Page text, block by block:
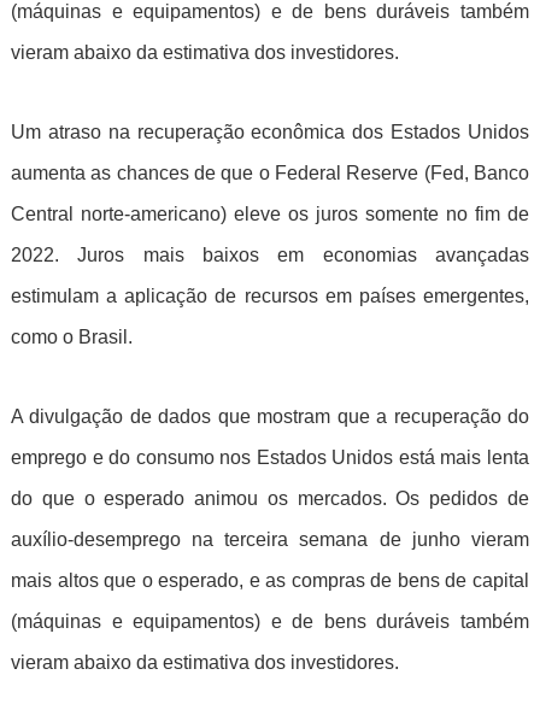
(máquinas e equipamentos) e de bens duráveis também
vieram abaixo da estimativa dos investidores.
Um atraso na recuperação econômica dos Estados Unidos
aumenta as chances de que o Federal Reserve (Fed, Banco
Central norte-americano) eleve os juros somente no fim de
2022. Juros mais baixos em economias avançadas
estimulam a aplicação de recursos em países emergentes,
como o Brasil.
A divulgação de dados que mostram que a recuperação do
emprego e do consumo nos Estados Unidos está mais lenta
do que o esperado animou os mercados. Os pedidos de
auxílio-desemprego na terceira semana de junho vieram
mais altos que o esperado, e as compras de bens de capital
(máquinas e equipamentos) e de bens duráveis também
vieram abaixo da estimativa dos investidores.